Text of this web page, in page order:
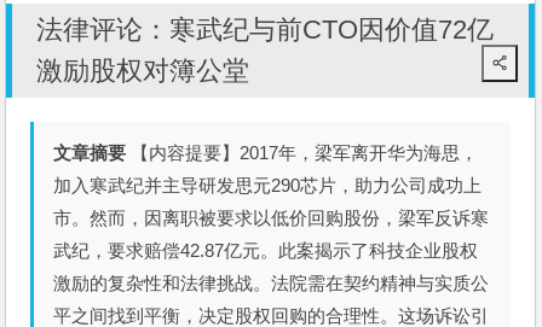
法律评论：寒武纪与前CTO因价值72亿
激励股权对簿公堂
文章摘要 【内容提要】2017年，梁军离开华为海思，
加入寒武纪并主导研发思元290芯片，助力公司成功上
市。然而，因离职被要求以低价回购股份，梁军反诉寒
武纪，要求赔偿42.87亿元。此案揭示了科技企业股权
激励的复杂性和法律挑战。法院需在契约精神与实质公
平之间找到平衡，决定股权回购的合理性。这场诉讼引